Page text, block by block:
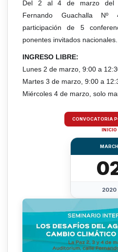
CONVOCATORIA
INICIO
MARCH
2020
Del 2 al 4 de marzo del
Fernando Guachalla
participación de 5
ponentes invitados nacionales.
INGRESO LIBRE:
Lunes 2 de marzo, 9:00 a
Martes 3 de marzo, 9:00 a
Miércoles 4 de marzo, solo